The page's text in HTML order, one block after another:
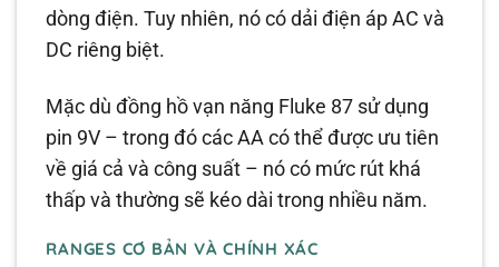
dòng điện. Tuy nhiên, nó có dải điện áp AC và
DC riêng biệt.
Mặc dù đồng hồ vạn năng Fluke 87 sử dụng
pin 9V – trong đó các AA có thể được ưu tiên
về giá cả và công suất – nó có mức rút khá
thấp và thường sẽ kéo dài trong nhiều năm.
RANGES CƠ BẢN VÀ CHÍNH XÁC